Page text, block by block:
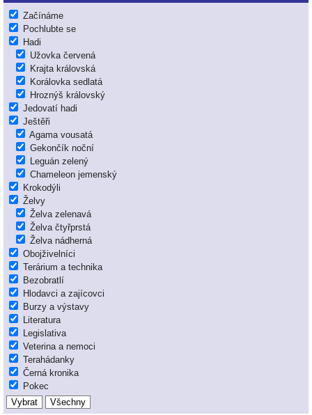
Začínáme
Pochlubte se
Hadi
Užovka červená
Krajta královská
Korálovka sedlatá
Hroznýš královský
Jedovatí hadi
Ještěři
Agama vousatá
Gekončík noční
Leguán zelený
Chameleon jemenský
Krokodýli
Želvy
Želva zelenavá
Želva čtyřprstá
Želva nádherná
Obojživelníci
Terárium a technika
Bezobratlí
Hlodavci a zajícovci
Burzy a výstavy
Literatura
Legislativa
Veterina a nemoci
Terahádanky
Černá kronika
Pokec